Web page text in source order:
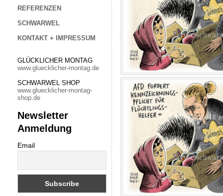
REFERENZEN
SCHWARWEL
KONTAKT + IMPRESSUM
GLÜCKLICHER MONTAG
www.gluecklicher-montag.de
SCHWARWEL SHOP
www.gluecklicher-montag-
shop.de
Newsletter
Anmeldung
Email